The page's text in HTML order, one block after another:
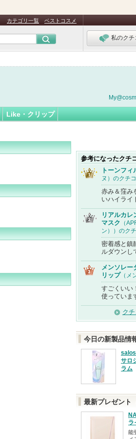
カテゴリ一覧 ベストコスメ
私のクチ
Like・クリップ
参考になったクチ
トーンフィ
ヌ）のクチコ
赤み＆窪み
いハイライ
リアルカレ
マスク （
ン））のク
密着感と鎮
ルダウンし
メンソレー
リップ（メ
すごくいい
使っていま
ク
今日の新製品情
サロ
ラム
最新プレゼント
ラ
能